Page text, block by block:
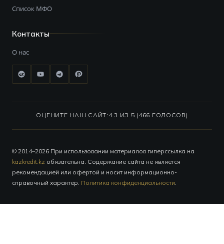
Список МФО
Контакты
О нас
ОЦЕНИТЕ НАШ САЙТ: 4.3 ИЗ 5 (466 ГОЛОСОВ)
© 2014–2026 При использовании материалов гиперссылка на
kazkredit.kz обязательна. Содержание сайта не является
рекомендацией или офертой и носит информационно-
справочный характер. Политика конфиденциальности.